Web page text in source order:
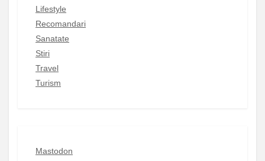
Lifestyle
Recomandari
Sanatate
Stiri
Travel
Turism
Mastodon